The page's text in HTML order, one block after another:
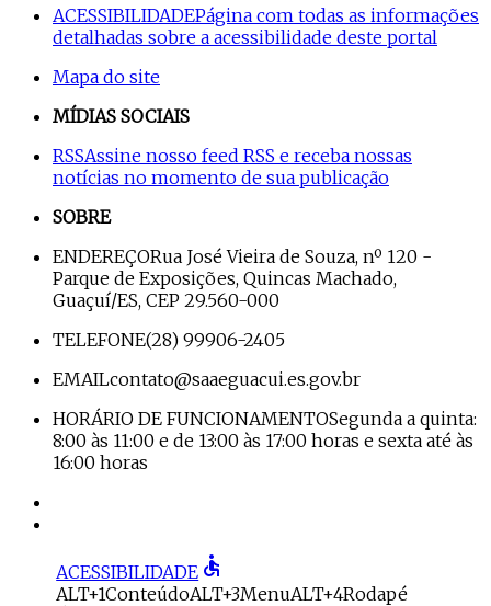
ACESSIBILIDADEPágina com todas as informações
detalhadas sobre a acessibilidade deste portal
Mapa do site
MÍDIAS SOCIAIS
RSSAssine nosso feed RSS e receba nossas
notícias no momento de sua publicação
SOBRE
ENDEREÇORua José Vieira de Souza, nº 120 -
Parque de Exposições, Quincas Machado,
Guaçuí/ES, CEP 29.560-000
TELEFONE(28) 99906-2405
EMAILcontato@saaeguacui.es.gov.br
HORÁRIO DE FUNCIONAMENTOSegunda a quinta:
8:00 às 11:00 e de 13:00 às 17:00 horas e sexta até às
16:00 horas
ACESSIBILIDADE accessible
ALT+1ConteúdoALT+3MenuALT+4Rodapé